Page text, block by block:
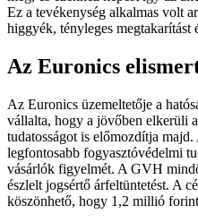
Ez a tevékenység alkalmas volt
higgyék, tényleges megtakarítást
Az Euronics
Az Euronics üzemeltetője a
vállalta, hogy a jövőben elkerüli
tudatosságot is előmozdítja
legfontosabb fogyasztóvédelmi
vásárlók figyelmét. A GVH
észlelt jogsértő árfeltüntetést. A
köszönhető, hogy 1,2 millió